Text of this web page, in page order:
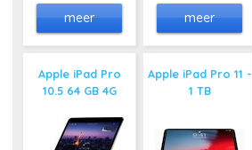
meer meer
Apple iPad Pro
10.5 64 GB 4G
Apple iPad Pro 11 -
1 TB